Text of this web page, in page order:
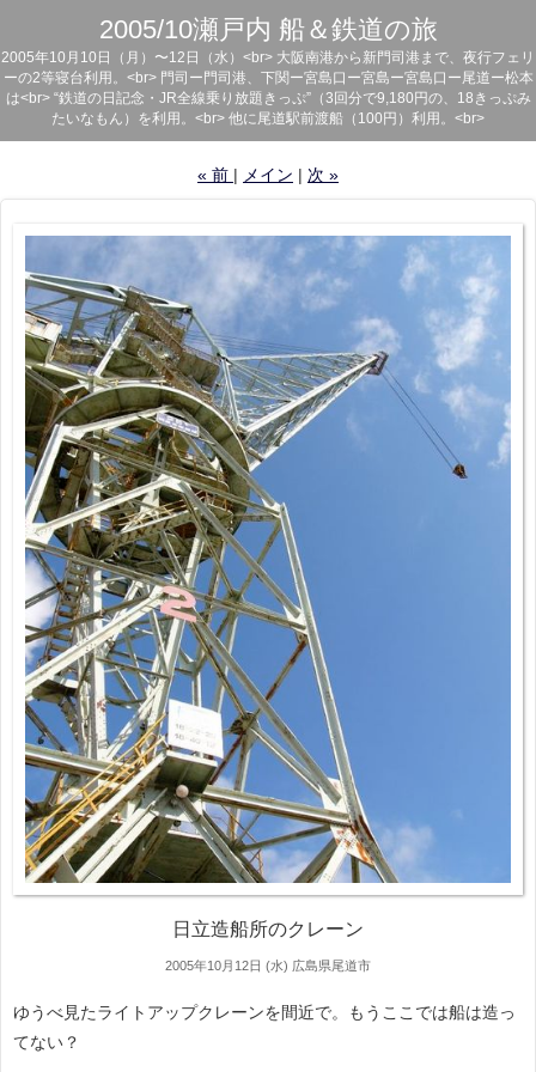
2005/10瀬戸内 船＆鉄道の旅
2005年10月10日（月）〜12日（水）<br> 大阪南港から新門司港まで、夜行フェリ
ーの2等寝台利用。<br> 門司ー門司港、下関ー宮島口ー宮島ー宮島口ー尾道ー松本
は<br> “鉄道の日記念・JR全線乗り放題きっぷ”（3回分で9,180円の、18きっぷみ
たいなもん）を利用。<br> 他に尾道駅前渡船（100円）利用。<br>
« 前 メイン 次 »
日立造船所のクレーン
2005年10月12日 (水) 広島県尾道市
ゆうべ見たライトアップクレーンを間近で。もうここでは船は造っ
てない？